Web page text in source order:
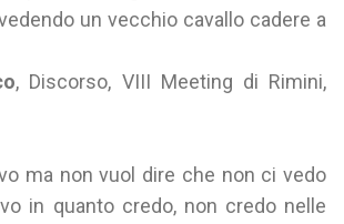
un vecchio cavallo cadere a
, Discorso, VIII Meeting di Rimini,
ma non vuol dire che non ci vedo
in quanto credo, non credo nelle